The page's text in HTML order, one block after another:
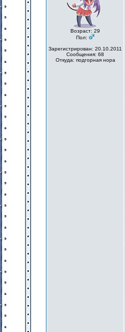
Возраст: 29
Пол:
Зарегистрирован: 20.10.2011
Сообщения: 68
Откуда: подгорная нора